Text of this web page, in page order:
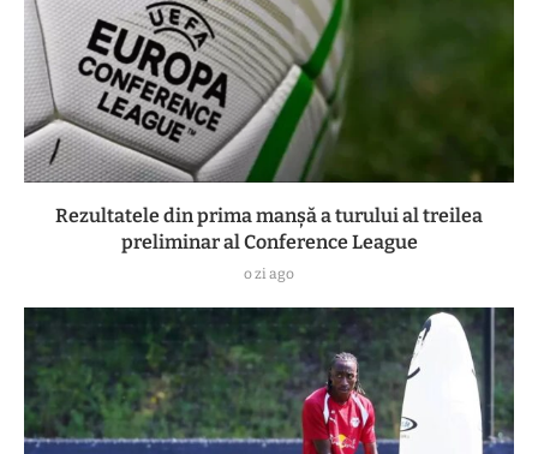
Rezultatele din prima manşă a turului al treilea
preliminar al Conference League
o zi ago